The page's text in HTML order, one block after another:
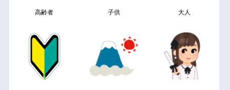
高齢者 子供 大人